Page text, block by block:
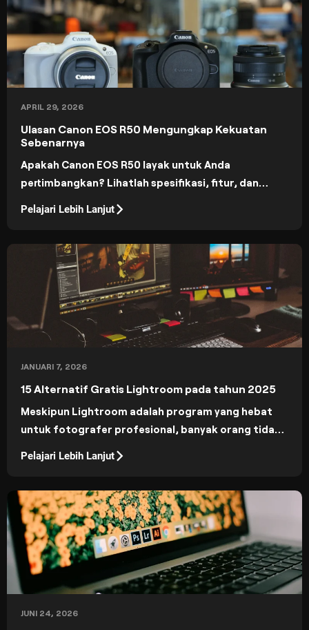
APRIL 29, 2026
Ulasan Canon EOS R50 Mengungkap Kekuatan
Sebenarnya
Apakah Canon EOS R50 layak untuk Anda
pertimbangkan? Lihatlah spesifikasi, fitur, dan
tepat untuk Anda.
Pelajari Lebih Lanjut
JANUARI 7, 2026
15 Alternatif Gratis Lightroom pada tahun 2025
Meskipun Lightroom adalah program yang hebat
untuk fotografer profesional, banyak orang tidak
Lightroom gratis ini akan memberi Anda alat yang
Pelajari Lebih Lanjut
JUNI 24, 2026